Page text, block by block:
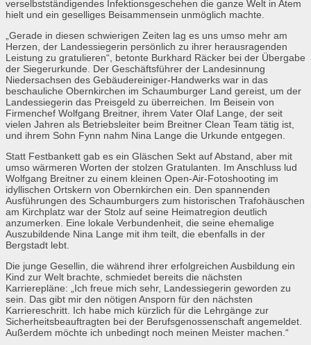
verselbstständigendes Infektionsgeschehen die ganze Welt in Atem
hielt und ein geselliges Beisammensein unmöglich machte.
„Gerade in diesen schwierigen Zeiten lag es uns umso mehr am
Herzen, der Landessiegerin persönlich zu ihrer herausragenden
Leistung zu gratulieren“, betonte Burkhard Räcker bei der Übergabe
der Siegerurkunde. Der Geschäftsführer der Landesinnung
Niedersachsen des Gebäudereiniger-Handwerks war in das
beschauliche Obernkirchen im Schaumburger Land gereist, um der
Landessiegerin das Preisgeld zu überreichen. Im Beisein von
Firmenchef Wolfgang Breitner, ihrem Vater Olaf Lange, der seit
vielen Jahren als Betriebsleiter beim Breitner Clean Team tätig ist,
und ihrem Sohn Fynn nahm Nina Lange die Urkunde entgegen.
Statt Festbankett gab es ein Gläschen Sekt auf Abstand, aber mit
umso wärmeren Worten der stolzen Gratulanten. Im Anschluss lud
Wolfgang Breitner zu einem kleinen Open-Air-Fotoshooting im
idyllischen Ortskern von Obernkirchen ein. Den spannenden
Ausführungen des Schaumburgers zum historischen Trafohäuschen
am Kirchplatz war der Stolz auf seine Heimatregion deutlich
anzumerken. Eine lokale Verbundenheit, die seine ehemalige
Auszubildende Nina Lange mit ihm teilt, die ebenfalls in der
Bergstadt lebt.
Die junge Gesellin, die während ihrer erfolgreichen Ausbildung ein
Kind zur Welt brachte, schmiedet bereits die nächsten
Karrierepläne: „Ich freue mich sehr, Landessiegerin geworden zu
sein. Das gibt mir den nötigen Ansporn für den nächsten
Karriereschritt. Ich habe mich kürzlich für die Lehrgänge zur
Sicherheitsbeauftragten bei der Berufsgenossenschaft angemeldet.
Außerdem möchte ich unbedingt noch meinen Meister machen.“